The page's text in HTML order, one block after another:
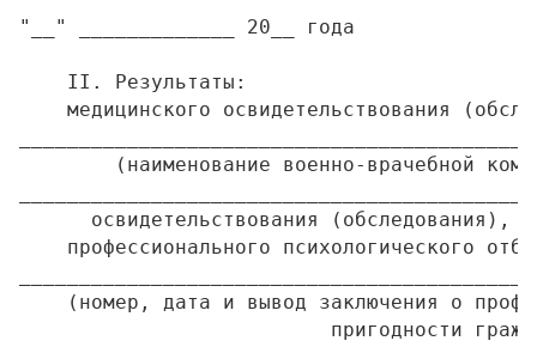
"__" _____________ 20__ года
    II. Результаты:
медицинского освидетельствования
(наименование военно-врачебной
освидетельствования (обследования),
профессионального психологического
(номер, дата и вывод заключения о
пригодности